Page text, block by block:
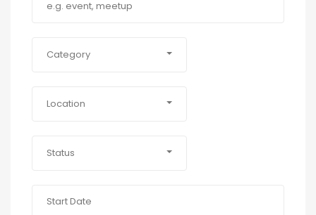
Category
Location
Status